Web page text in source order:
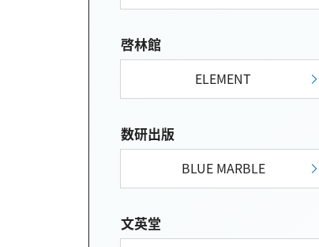
啓林館
ELEMENT
数研出版
BLUE MARBLE
文英堂